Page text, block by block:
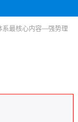
系最核心内容—强势理